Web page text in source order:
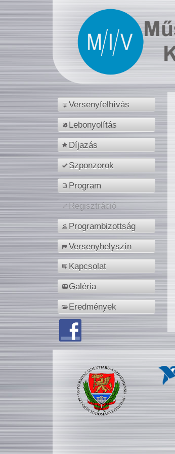
Versenyfelhívás
Lebonyolítás
Díjazás
Szponzorok
Program
Regisztráció
Programbizottság
Versenyhelyszín
Kapcsolat
Galéria
Eredmények